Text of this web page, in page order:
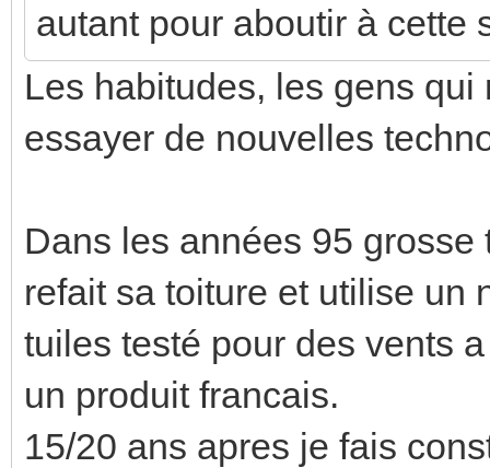
autant pour aboutir à cette
Les habitudes, les gens
essayer de nouvelles
Dans les années 95
refait sa toiture et utilise un
tuiles testé pour des vents
un produit francais.
15/20 ans apres je fais